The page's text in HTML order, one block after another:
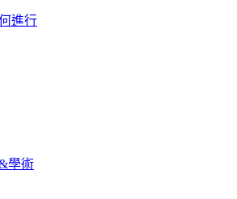
進行
學術